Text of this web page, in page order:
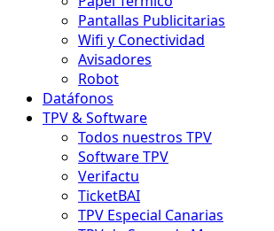
Pantallas Publicitarias
Wifi y Conectividad
Avisadores
Robot
Datáfonos
TPV & Software
Todos nuestros TPV
Software TPV
Verifactu
TicketBAI
TPV Especial Canarias